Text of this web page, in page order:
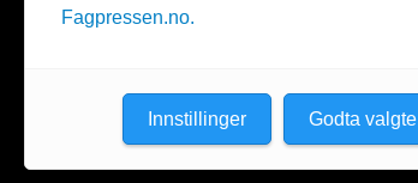
Fagpressen.no.
Godta valgte
Innstillinger